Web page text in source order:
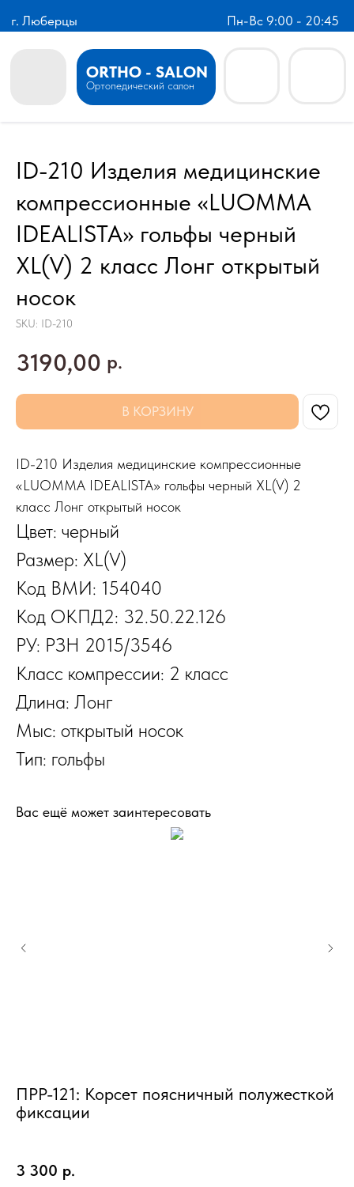
г. Люберцы Пн-Вс 9:00 - 20:45
ORTHO - SALON
Ортопедический салон
ID-210 Изделия медицинские
компрессионные «LUOMMA
IDEALISTA» гольфы черный
XL(V) 2 класс Лонг открытый
носок
SKU: ID-210
3190,00 р.
В КОРЗИНУ
ID-210 Изделия медицинские компрессионные
«LUOMMA IDEALISTA» гольфы черный XL(V) 2
класс Лонг открытый носок
Цвет: черный
Размер: XL(V)
Код ВМИ: 154040
Код ОКПД2: 32.50.22.126
РУ: РЗН 2015/3546
Класс компрессии: 2 класс
Длина: Лонг
Мыс: открытый носок
Тип: гольфы
Вас ещё может заинтересовать
ПРР-121: Корсет поясничный полужесткой
фиксации
3 300 р.